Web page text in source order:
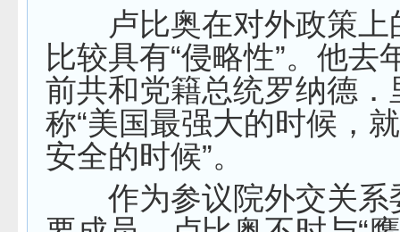
卢比奥在对外政策上
比较具有“侵略性”。他去
前共和党籍总统罗纳德．
称“美国最强大的时候，
安全的时候”。
作为参议院外交关系